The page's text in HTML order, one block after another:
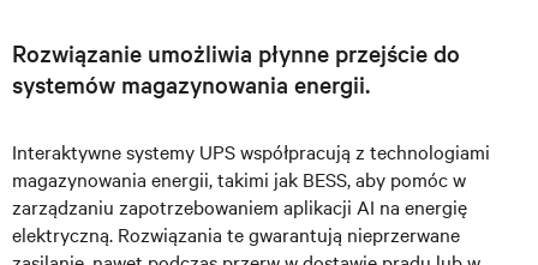
Rozwiązanie umożliwia płynne przejście do
systemów magazynowania energii.
Interaktywne systemy UPS współpracują z technologiami
magazynowania energii, takimi jak BESS, aby pomóc w
zarządzaniu zapotrzebowaniem aplikacji AI na energię
elektryczną. Rozwiązania te gwarantują nieprzerwane